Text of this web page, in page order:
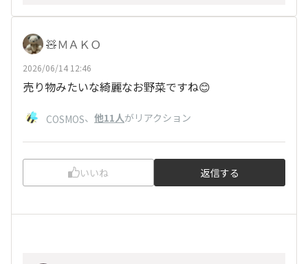
🧸ＭＡＫＯ
2026/06/14 12:46
売り物みたいな綺麗なお野菜ですね😊
COSMOS、 他11人がリアクション
いいね 返信する